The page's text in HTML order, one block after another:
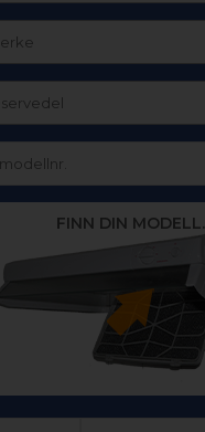
FINN DIN MODELL.